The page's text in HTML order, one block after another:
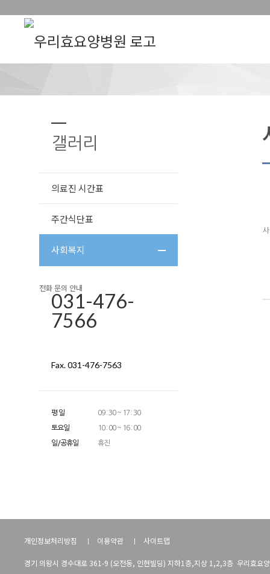
갤러리
의료진 시간표
주간식단표
사회복지
전화 문의 안내
031-476-
7566
Fax. 031-476-7563
평 일 09 : 30 ~ 17 : 30
토요일 10 : 00 ~ 16 : 00
일/공휴일 휴진
개인정보처리방침 이용약관 사이트맵
경기 의왕시 경수대로 361-9 (오전동, 인현빌딩) 지하1층,지상 1,2,3층 우리효